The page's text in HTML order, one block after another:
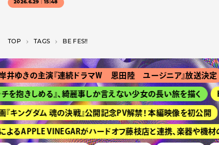
2026.6.29｜15:48
TOP T­A­G­S BE FES!!
ゆきの主演『連続ドラマＷ 恩田陸 ユージニア』放送決定
抱きしめる』、綺麗事しか言えない少女の長い旅を描く
ングダム 魂の決戦』公開記念PV解禁！ 本編映像を初公開
るAPPLE VINEGARがハードオフ藤枝店と連携、楽器や機材